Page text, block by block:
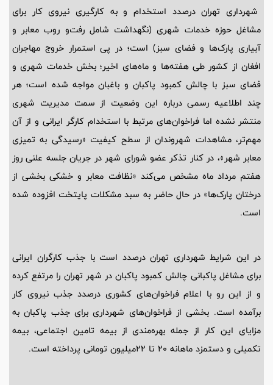
شهرداری تهران درصدد استخدام و به کارگیری نیروی کار برای
مشاغل حوزه خدمات شهری (نگهداشت شامل رفت‌و روب معابر و
آبیاری پارک‌ها و فضای سبز) است؛ در پی استمرار خروج مهاجران
افغان از کشور طی هفته‌ها و ماه‌های اخیر؛ بخش خدمات شهری و
فضای سبز با چالش کمبود پاکبان و باغبان مواجه شده است؛ هر
چند اطلاعیه رسمی درباره این وضعیت از سمت مدیریت شهری
منتشر نشده اما فراخوان‌های مرتبط با استخدام کارگر ایرانی و از آن
مهم‌تر، مشاهدات شهروندان از سطح کیفیت «رسیدگی به تمیزی
معابر شهر»، در کنار تذکر عضو شورای شهر در جریان جلسه علنی روز
هفتم مرداد ماه مشخص می‌کند «نظافت معابر و خشکی بخشی از
درختان پارک‌ها» در حال حاضر به سبد مشکلات پایتخت افزوده شده
است.
در این شرایط شهرداری تهران درصدد است با جذب کارگران ایرانی
برای مشاغل پاکبانی چالش کمبود پاکبان در شهر تهران را مرتفع کرده
و از این رو با اعلام فراخوان‌های کشوری درصدد جذب نیروی کار
برآمده است. بخشی از فراخوان‌های شهرداری برای جذب پاکبان به
مزایای این کار از جمله بهره‌مندی از بیمه تامین اجتماعی، بیمه
تکمیلی و دستمزد ماهانه 20 تا 22‌میلیون تومانی پرداخته است.